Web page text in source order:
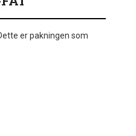
er pakningen som